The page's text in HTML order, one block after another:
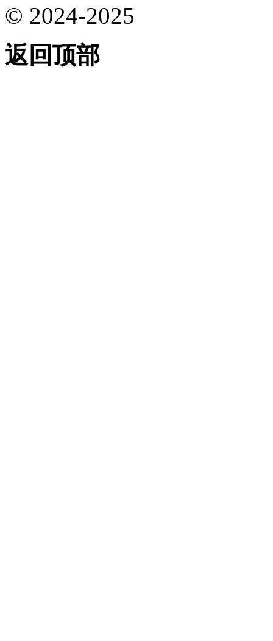
© 2024-2025
返回顶部